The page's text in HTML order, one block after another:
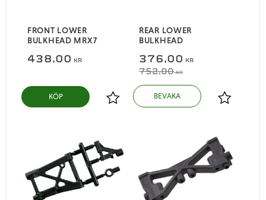
FRONT LOWER
BULKHEAD MRX7
438,00 KR
Lägg till i favoriter
KÖP
REAR LOWER
BULKHEAD
376,00 KR
752,00KR
Lägg till i